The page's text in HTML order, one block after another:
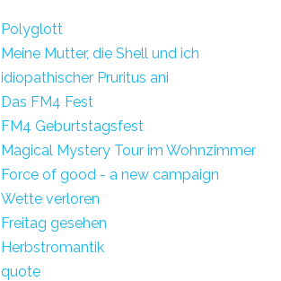
Polyglott
Meine Mutter, die Shell und ich
idiopathischer Pruritus ani
Das FM4 Fest
FM4 Geburtstagsfest
Magical Mystery Tour im Wohnzimmer
Force of good - a new campaign
Wette verloren
Freitag gesehen
Herbstromantik
quote